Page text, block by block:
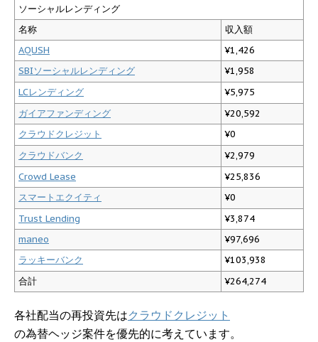
ソーシャルレンディング
名称
収入額
AQUSH
¥1,426
SBIソーシャルレンディング
¥1,958
LCレンディング
¥5,975
ガイアファンディング
¥20,592
クラウドクレジット
¥0
クラウドバンク
¥2,979
Crowd Lease
¥25,836
スマートエクイティ
¥0
Trust Lending
¥3,874
maneo
¥97,696
ラッキーバンク
¥103,938
合計
¥264,274
各社配当の再投資先はクラウドクレジット
の為替ヘッジ案件を優先的に考えています。